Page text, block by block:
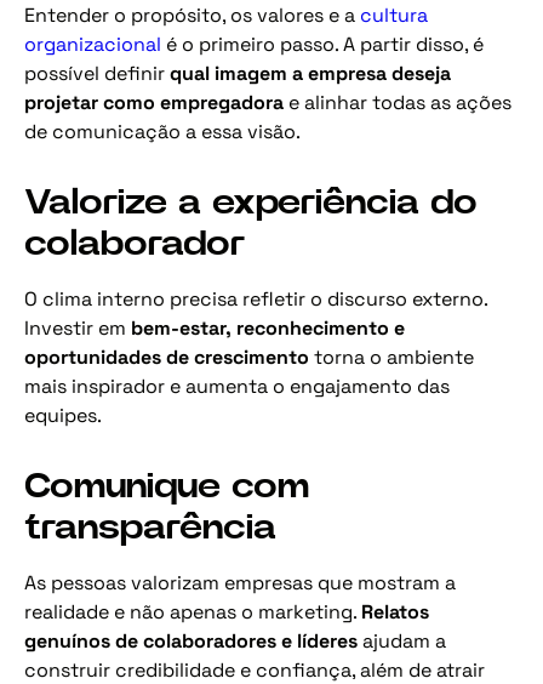
Entender o propósito, os valores e a cultura
organizacional é o primeiro passo. A partir disso, é
possível definirqual imagem a empresa deseja
projetar como empregadora e alinhar todas as ações
de comunicação a essa visão.
Valorize a experiência do
colaborador
O clima interno precisa refletir o discurso externo.
Investir em bem-estar, reconhecimento e
oportunidades de crescimento torna o ambiente
mais inspirador e aumenta o engajamento das
equipes.
Comunique com
transparência
As pessoas valorizam empresas que mostram a
realidade e não apenas o marketing. Relatos
genuínos de colaboradores e líderesajudam a
construir credibilidade e confiança, além de atrair